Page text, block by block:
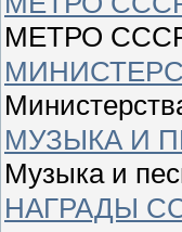
МЕТРО
МУЗЫКА И
Музыка и
НАГРАДЫ